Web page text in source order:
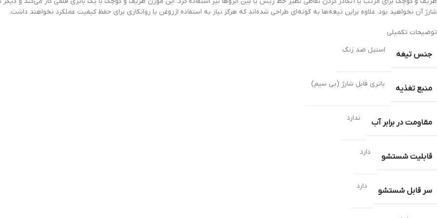
شارژ آن نخواهید بود. علاوه براین تیغه‌ها به گونه‌ای طراحی شده‌اند که هرگز نیاز به استفاده ازروغن یا روانکاری برای حفظ کیفیت عملکرد نخواهند داشت.
توضیحات تکمیلی
جنس تیغه استیل ضد زنگ
منبع تغذیه باتری قابل شارژ (بی سیم)
مقاومت در برابر آب ندارد
قابلیت شستشو دارد
سر قابل شستشو دارد